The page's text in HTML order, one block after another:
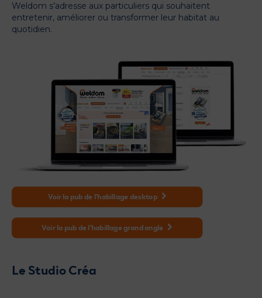
Weldom s’adresse aux particuliers qui souhaitent
entretenir, améliorer ou transformer leur habitat au
quotidien.
Voir la pub de l'habillage desktop
Voir la pub de l'habillage grand angle
Le Studio Créa